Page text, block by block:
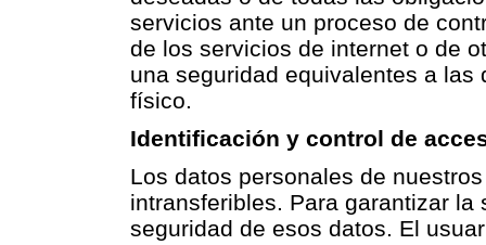
servicios ante un proceso de
de los servicios de internet o de
una seguridad equivalentes a
físico.
Identificación y control de
Los datos personales de
intransferibles. Para garantizar
seguridad de esos datos. El